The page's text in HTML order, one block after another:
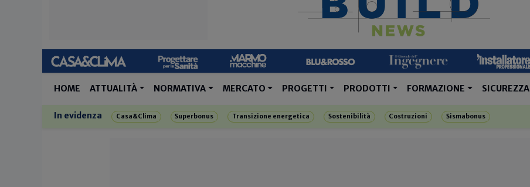
HOME ATTUALITÀ NORMATIVA MERCATO PROGETTI PRODOTTI FORMAZIONE SICUREZZA
In evidenza Casa&Clima Superbonus Transizione energetica Sostenibilità Costruzioni Sismabonus